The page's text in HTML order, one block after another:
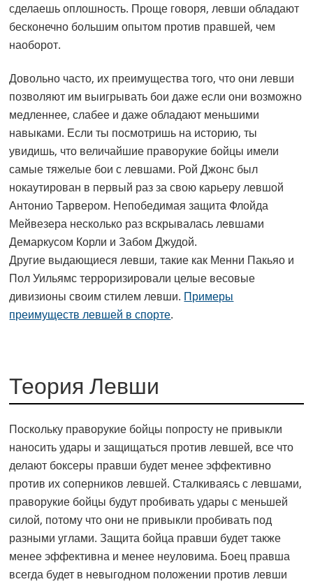
сделаешь оплошность. Проще говоря, левши обладают
бесконечно большим опытом против правшей, чем
наоборот.
Довольно часто, их преимущества того, что они левши
позволяют им выигрывать бои даже если они возможно
медленнее, слабее и даже обладают меньшими
навыками. Если ты посмотришь на историю, ты
увидишь, что величайшие праворукие бойцы имели
самые тяжелые бои с левшами. Рой Джонс был
нокаутирован в первый раз за свою карьеру левшой
Антонио Тарвером. Непобедимая защита Флойда
Мейвезера несколько раз вскрывалась левшами
Демаркусом Корли и Забом Джудой.
Другие выдающиеся левши, такие как Менни Пакьяо и
Пол Уильямс терроризировали целые весовые
дивизионы своим стилем левши. Примеры
преимуществ левшей в спорте.
Теория Левши
Поскольку праворукие бойцы попросту не привыкли
наносить удары и защищаться против левшей, все что
делают боксеры правши будет менее эффективно
против их соперников левшей. Сталкиваясь с левшами,
праворукие бойцы будут пробивать удары с меньшей
силой, потому что они не привыкли пробивать под
разными углами. Защита бойца правши будет также
менее эффективна и менее неуловима. Боец правша
всегда будет в невыгодном положении против левши